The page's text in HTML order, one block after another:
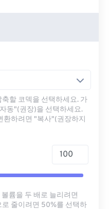
할 코덱을 선택하세요. 가
동"(권장)을 선택하세요.
환하려면 "복사"(권장하지
륨을 두 배로 늘리려면
줄이려면 50%를 선택하